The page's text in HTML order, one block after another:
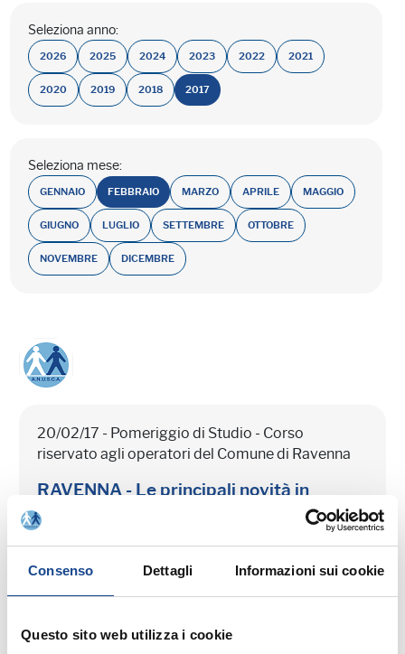
Consenso Dettagli Informazioni sui cookie
Questo sito web utilizza i cookie
Seleziona anno:
2026 2025 2024 2023 2022 2021
2020 2019 2018 2017
Seleziona mese:
GENNAIO FEBBRAIO MARZO APRILE MAGGIO
GIUGNO LUGLIO SETTEMBRE OTTOBRE
NOVEMBRE DICEMBRE
20/02/17 - Pomeriggio di Studio - Corso
riservato agli operatori del Comune di Ravenna
RAVENNA - Le principali novità in
materia anagrafica (IV sessione)
Pomeriggio di Studio -
Corso riservato agli operatori del Comune di